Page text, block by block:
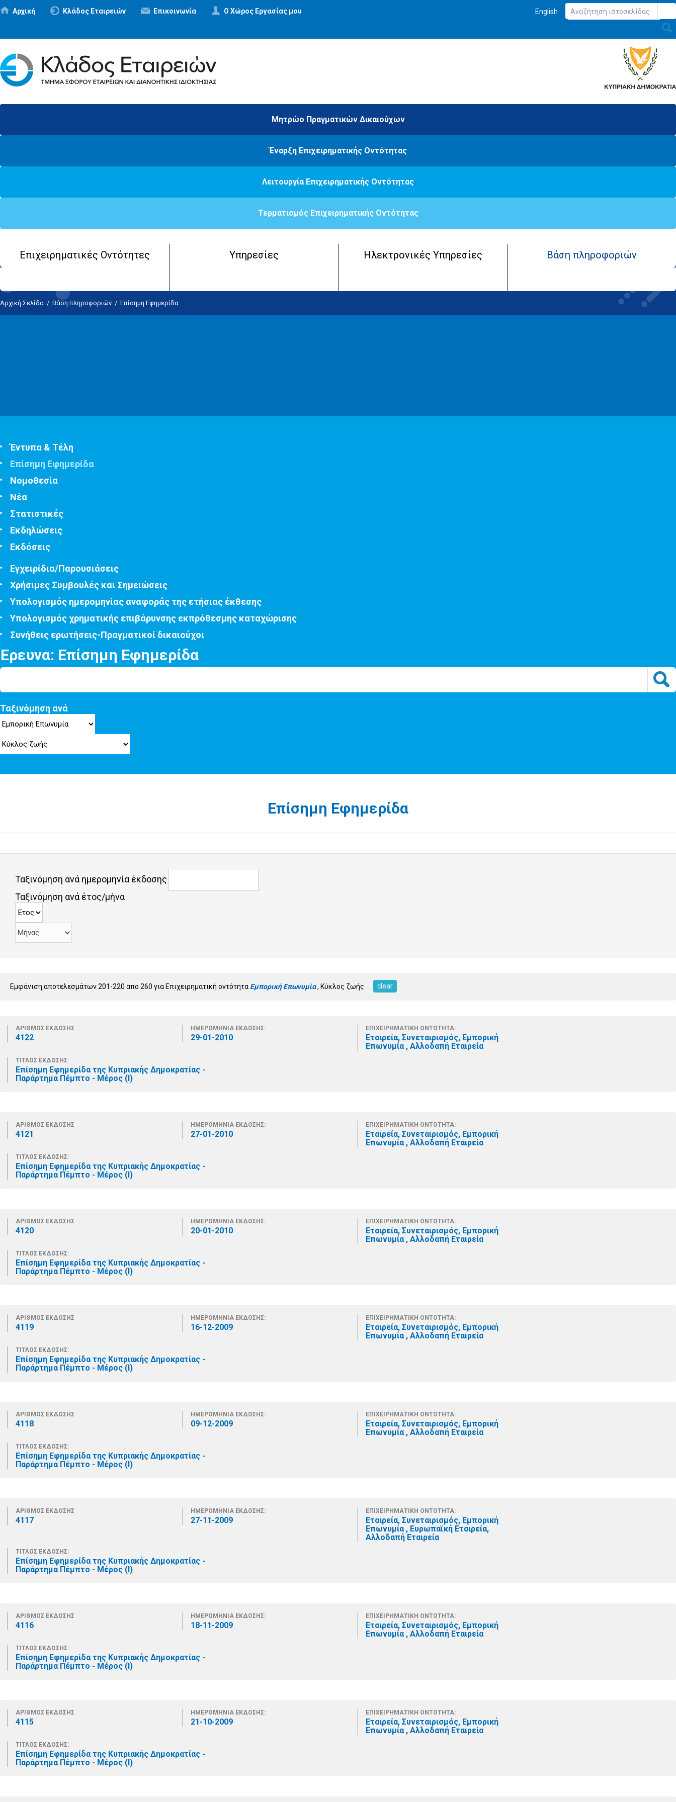
Αρχική Κλάδος Εταιρειών Επικοινωνία Ο Χώρος Εργασίας μου English
Μητρώο Πραγματικών Δικαιούχων
Έναρξη Επιχειρηματικής Οντότητας
Λειτουργία Επιχειρηματικής Οντότητας
Τερματισμός Επιχειρηματικής Οντότητας
Μητρώο Πραγματικών Δικαιούχων
Επιχειρηματικές Οντότητες Υπηρεσίες Ηλεκτρονικές Υπηρεσίες Βάση πληροφοριών
Αρχική Σελίδα / Βάση πληροφοριών / Επίσημη Εφημερίδα
Έντυπα & Τέλη
Επίσημη Εφημερίδα
Νομοθεσία
Νέα
Στατιστικές
Εκδηλώσεις
Εκδόσεις
Εγχειρίδια/Παρουσιάσεις
Χρήσιμες Συμβουλές και Σημειώσεις
Υπολογισμός ημερομηνίας αναφοράς της ετήσιας έκθεσης
Υπολογισμός χρηματικής επιβάρυνσης εκπρόθεσμης καταχώρισης
Συνήθεις ερωτήσεις-Πραγματικοί δικαιούχοι
Έρευνα: Επίσημη Εφημερίδα
Ταξινόμηση ανά
Επίσημη Εφημερίδα
Ταξινόμηση ανά ημερομηνία έκδοσης
Ταξινόμηση ανά έτος/μήνα
Εμφάνιση αποτελεσμάτων 201-220 απο 260 για Επιχειρηματική οντότητα Εμπορική Επωνυμία, Κύκλος ζωής clear
ΑΡΙΘΜΟΣ ΕΚΔΟΣΗΣ
4122
ΗΜΕΡΟΜΗΝΙΑ ΕΚΔΟΣΗΣ:
29-01-2010
ΕΠΙΧΕΙΡΗΜΑΤΙΚΗ ΟΝΤΟΤΗΤΑ:
Εταιρεία, Συνεταιρισμός, Εμπορική
Επωνυμία , Αλλοδαπή Εταιρεία
ΤΙΤΛΟΣ ΕΚΔΟΣΗΣ:
Επίσημη Εφημερίδα της Κυπριακής Δημοκρατίας -
Παράρτημα Πέμπτο - Μέρος (Ι)
ΑΡΙΘΜΟΣ ΕΚΔΟΣΗΣ
4121
ΗΜΕΡΟΜΗΝΙΑ ΕΚΔΟΣΗΣ:
27-01-2010
ΕΠΙΧΕΙΡΗΜΑΤΙΚΗ ΟΝΤΟΤΗΤΑ:
Εταιρεία, Συνεταιρισμός, Εμπορική
Επωνυμία , Αλλοδαπή Εταιρεία
ΤΙΤΛΟΣ ΕΚΔΟΣΗΣ:
Επίσημη Εφημερίδα της Κυπριακής Δημοκρατίας -
Παράρτημα Πέμπτο - Μέρος (Ι)
ΑΡΙΘΜΟΣ ΕΚΔΟΣΗΣ
4120
ΗΜΕΡΟΜΗΝΙΑ ΕΚΔΟΣΗΣ:
20-01-2010
ΕΠΙΧΕΙΡΗΜΑΤΙΚΗ ΟΝΤΟΤΗΤΑ:
Εταιρεία, Συνεταιρισμός, Εμπορική
Επωνυμία , Αλλοδαπή Εταιρεία
ΤΙΤΛΟΣ ΕΚΔΟΣΗΣ:
Επίσημη Εφημερίδα της Κυπριακής Δημοκρατίας -
Παράρτημα Πέμπτο - Μέρος (Ι)
ΑΡΙΘΜΟΣ ΕΚΔΟΣΗΣ
4119
ΗΜΕΡΟΜΗΝΙΑ ΕΚΔΟΣΗΣ:
16-12-2009
ΕΠΙΧΕΙΡΗΜΑΤΙΚΗ ΟΝΤΟΤΗΤΑ:
Εταιρεία, Συνεταιρισμός, Εμπορική
Επωνυμία , Αλλοδαπή Εταιρεία
ΤΙΤΛΟΣ ΕΚΔΟΣΗΣ:
Επίσημη Εφημερίδα της Κυπριακής Δημοκρατίας -
Παράρτημα Πέμπτο - Μέρος (Ι)
ΑΡΙΘΜΟΣ ΕΚΔΟΣΗΣ
4118
ΗΜΕΡΟΜΗΝΙΑ ΕΚΔΟΣΗΣ:
09-12-2009
ΕΠΙΧΕΙΡΗΜΑΤΙΚΗ ΟΝΤΟΤΗΤΑ:
Εταιρεία, Συνεταιρισμός, Εμπορική
Επωνυμία , Αλλοδαπή Εταιρεία
ΤΙΤΛΟΣ ΕΚΔΟΣΗΣ:
Επίσημη Εφημερίδα της Κυπριακής Δημοκρατίας -
Παράρτημα Πέμπτο - Μέρος (Ι)
ΑΡΙΘΜΟΣ ΕΚΔΟΣΗΣ
4117
ΗΜΕΡΟΜΗΝΙΑ ΕΚΔΟΣΗΣ:
27-11-2009
ΕΠΙΧΕΙΡΗΜΑΤΙΚΗ ΟΝΤΟΤΗΤΑ:
Εταιρεία, Συνεταιρισμός, Εμπορική
Επωνυμία , Ευρωπαϊκή Εταιρεία,
Αλλοδαπή Εταιρεία
ΤΙΤΛΟΣ ΕΚΔΟΣΗΣ:
Επίσημη Εφημερίδα της Κυπριακής Δημοκρατίας -
Παράρτημα Πέμπτο - Μέρος (Ι)
ΑΡΙΘΜΟΣ ΕΚΔΟΣΗΣ
4116
ΗΜΕΡΟΜΗΝΙΑ ΕΚΔΟΣΗΣ:
18-11-2009
ΕΠΙΧΕΙΡΗΜΑΤΙΚΗ ΟΝΤΟΤΗΤΑ:
Εταιρεία, Συνεταιρισμός, Εμπορική
Επωνυμία , Αλλοδαπή Εταιρεία
ΤΙΤΛΟΣ ΕΚΔΟΣΗΣ:
Επίσημη Εφημερίδα της Κυπριακής Δημοκρατίας -
Παράρτημα Πέμπτο - Μέρος (Ι)
ΑΡΙΘΜΟΣ ΕΚΔΟΣΗΣ
4115
ΗΜΕΡΟΜΗΝΙΑ ΕΚΔΟΣΗΣ:
21-10-2009
ΕΠΙΧΕΙΡΗΜΑΤΙΚΗ ΟΝΤΟΤΗΤΑ:
Εταιρεία, Συνεταιρισμός, Εμπορική
Επωνυμία , Αλλοδαπή Εταιρεία
ΤΙΤΛΟΣ ΕΚΔΟΣΗΣ:
Επίσημη Εφημερίδα της Κυπριακής Δημοκρατίας -
Παράρτημα Πέμπτο - Μέρος (Ι)